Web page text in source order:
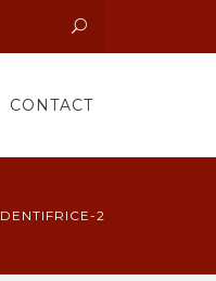
CONTACT
DENTIFRICE-2